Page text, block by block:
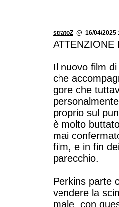
stratoZ @ 16/04/2025
ATTENZIONE
Il nuovo film
che
gore che
proprio sul
è molto
mai
film, e in fin
parecchio.
Perkins parte
vendere la
male, con